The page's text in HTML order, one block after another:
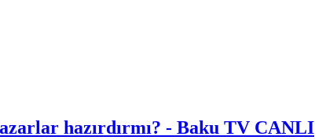
hazırdırmı? - Baku TV CANLI